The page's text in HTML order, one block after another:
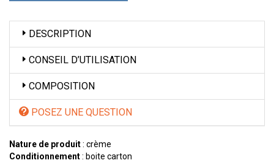
DESCRIPTION
CONSEIL D’UTILISATION
COMPOSITION
POSEZ UNE QUESTION
Nature de produit: crème
Conditionnement: boite carton